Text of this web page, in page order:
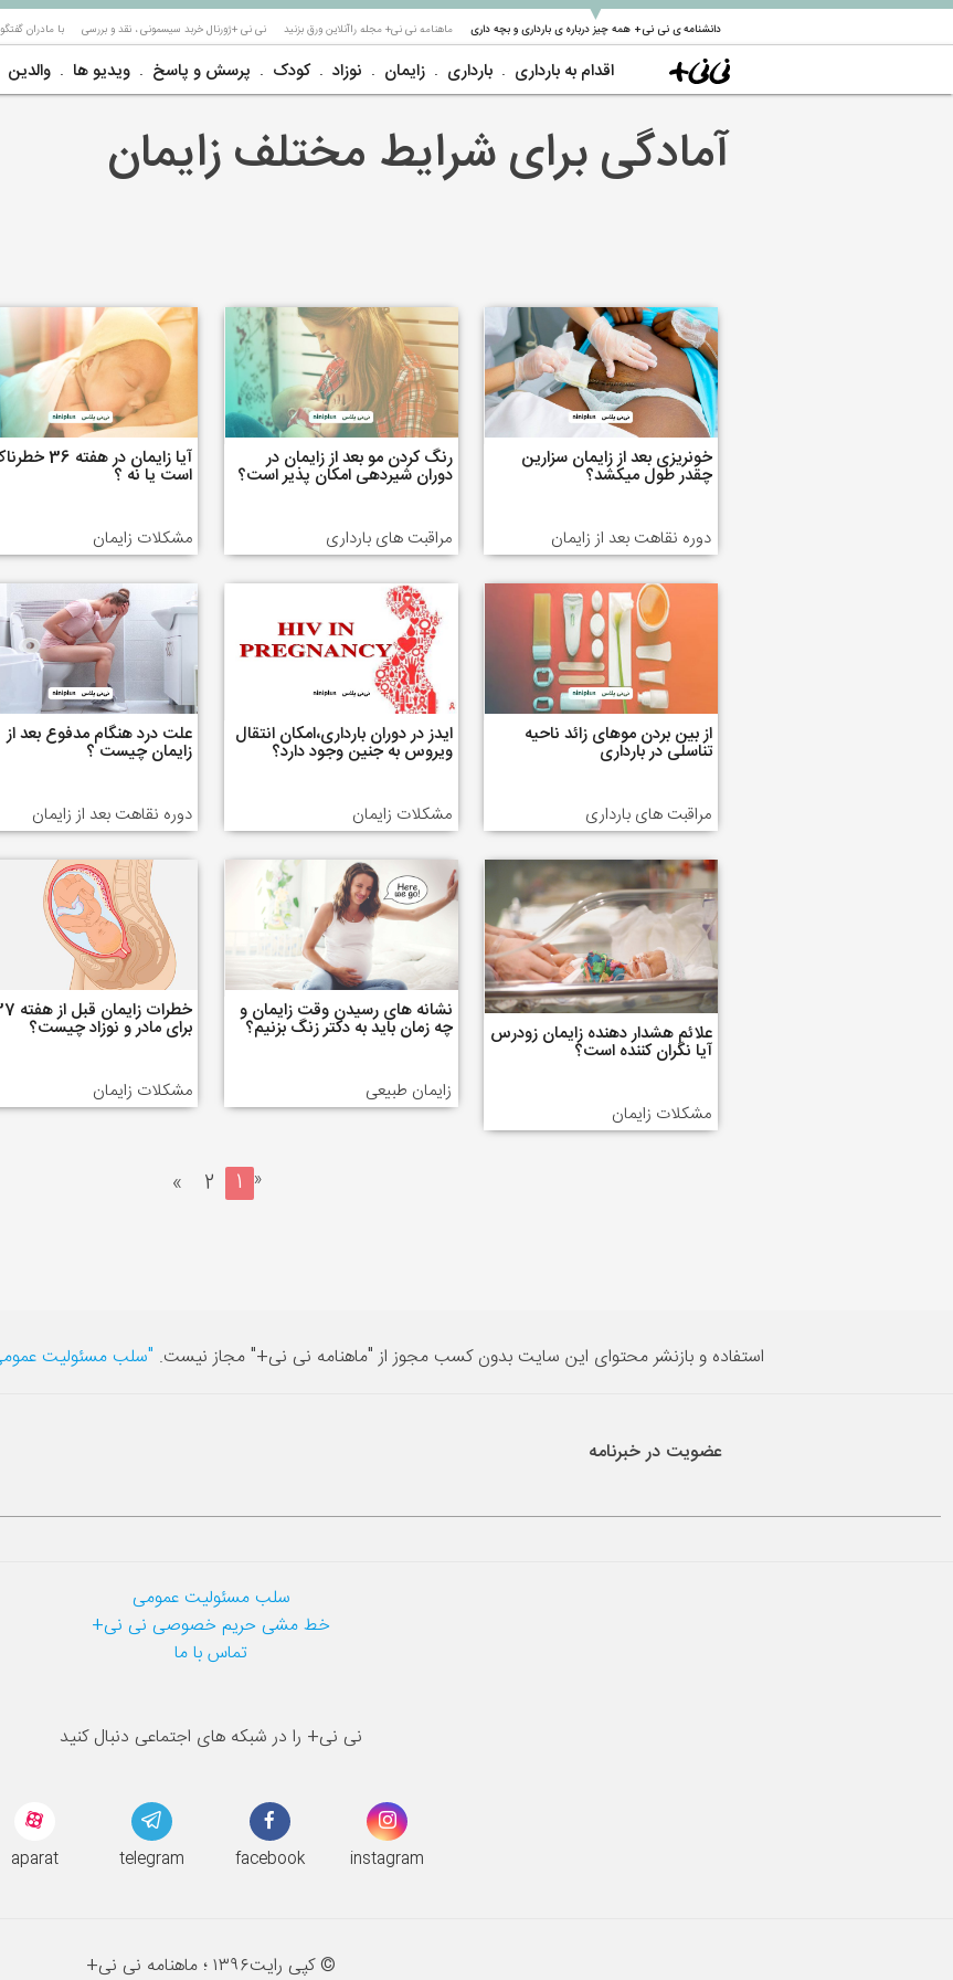
دانشنامه ی نی نی+ همه چیز درباره ی بارداری و بچه داری
▼ ماهنامه نی نی+ مجله راآنلاین ورق بزنید نی نی +ژورنال خربد سیسمونی ، نقد و بررسی با مادران
اقدام به بارداری بارداری زایمان نوزاد کودک پرسش و پاسخ ویدیو ها والدین
آمادگی برای شرایط مختلف زایمان
خونریزی بعد از زایمان سزارین
چقدر طول میکشد؟
دوره نقاهت بعد از زایمان
رنگ کردن مو بعد از زایمان در
دوران شیردهی امکان پذیر است؟
مراقبت های بارداری
آیا زایمان در هفته 36
است یا نه ؟
مشکلات زایمان
از بین بردن موهای زائد ناحیه
تناسلی در بارداری
مراقبت های بارداری
ایدز در دوران بارداری،امکان انتقال
ویروس به جنین وجود دارد؟
مشکلات زایمان
علت درد هنگام مدفوع بعد از
زایمان چیست ؟
دوره نقاهت بعد از زایمان
علائم هشدار دهنده زایمان زودرس
آیا نگران کننده است؟
مشکلات زایمان
نشانه های رسیدن وقت زایمان و
چه زمان باید به دکتر زنگ بزنیم؟
زایمان طبیعی
خطرات
برای مادر و نوزاد چیست؟
مشکلات زایمان
«
1
2
»
استفاده و بازنشر محتوای این سایت بدون کسب مجوز از "ماهنامه نی نی+" مجاز نیست. "سلب مسئولیت
عضویت در خبرنامه
سلب مسئولیت عمومی
خط مشی حریم خصوصی نی نی+
تماس با ما
نی نی+ را در شبکه های اجتماعی دنبال کنید
aparat telegram facebook instagram
© کپی رایت۱۳۹۶ ؛ ماهنامه نی نی+